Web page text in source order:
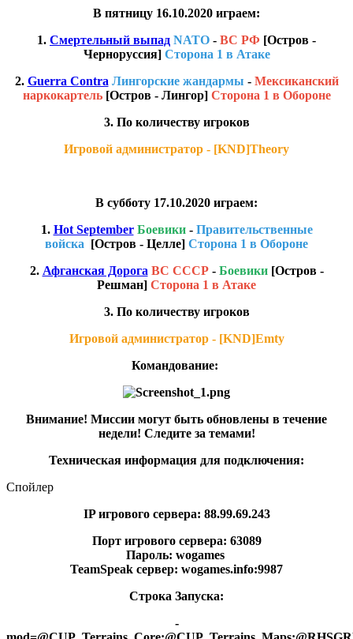
В пятницу 16.10.2020 играем:
1. Смертельный выпад NATO - ВС РФ [Остров -
Черноруссия] Сторона 1 в Атаке
2. Guerra Contra Лингорские жандармы - Мексиканский
наркокартель[Остров - Лингор] Сторона 1 в Обороне
3. По количеству игроков
Игровой администратор - [KND]Theory
В субботу 17.10.2020 играем:
1. Hot September Боевики- Правительственные
войска [Остров - Целле] Сторона 1 в Обороне
2. Афганская Дорога ВС СССР - Боевики[Остров -
Решман] Сторона 1 в Атаке
3. По количеству игроков
Игровой администратор - [KND]Emty
Командование:
Внимание! Миссии могут быть обновлены в течение
недели! Следите за темами!
Техническая информация для подключения:
Спойлер
IP игрового сервера: 88.99.69.243
Порт игрового сервера: 63089
Пароль: wogames
TeamSpeak сервер: wogames.info:9987
Строка Запуска:
-